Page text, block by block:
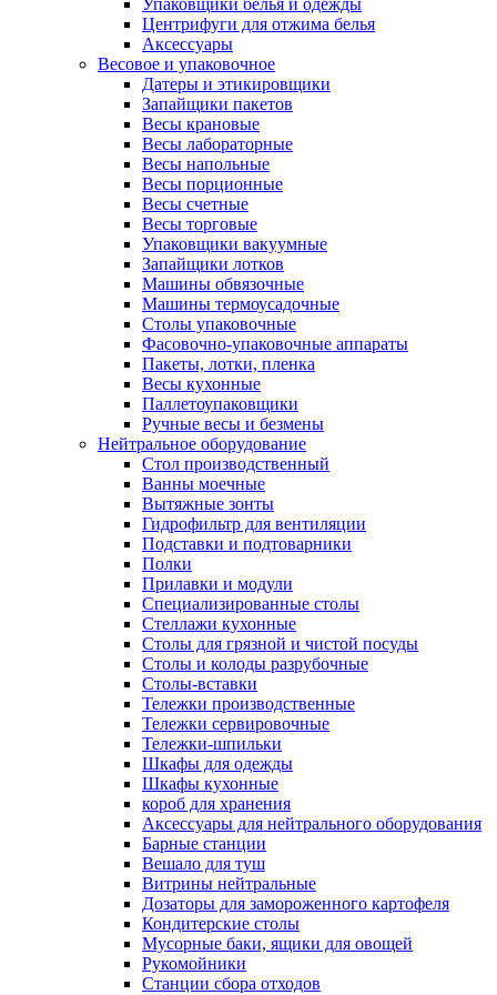
Упаковщики белья и одежды
Центрифуги для отжима белья
Аксессуары
Весовое и упаковочное
Датеры и этикировщики
Запайщики пакетов
Весы крановые
Весы лабораторные
Весы напольные
Весы порционные
Весы счетные
Весы торговые
Упаковщики вакуумные
Запайщики лотков
Машины обвязочные
Машины термоусадочные
Столы упаковочные
Фасовочно-упаковочные аппараты
Пакеты, лотки, пленка
Весы кухонные
Паллетоупаковщики
Ручные весы и безмены
Нейтральное оборудование
Cтол производственный
Ванны моечные
Вытяжные зонты
Гидрофильтр для вентиляции
Подставки и подтоварники
Полки
Прилавки и модули
Специализированные столы
Стеллажи кухонные
Столы для грязной и чистой посуды
Столы и колоды разрубочные
Столы-вставки
Тележки производственные
Тележки сервировочные
Тележки-шпильки
Шкафы для одежды
Шкафы кухонные
короб для хранения
Аксессуары для нейтрального оборудования
Барные станции
Вешало для туш
Витрины нейтральные
Дозаторы для замороженного картофеля
Кондитерские столы
Мусорные баки, ящики для овощей
Рукомойники
Станции сбора отходов